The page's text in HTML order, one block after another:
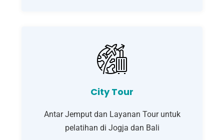
City Tour
Antar Jemput dan Layanan Tour untuk
pelatihan di Jogja dan Bali